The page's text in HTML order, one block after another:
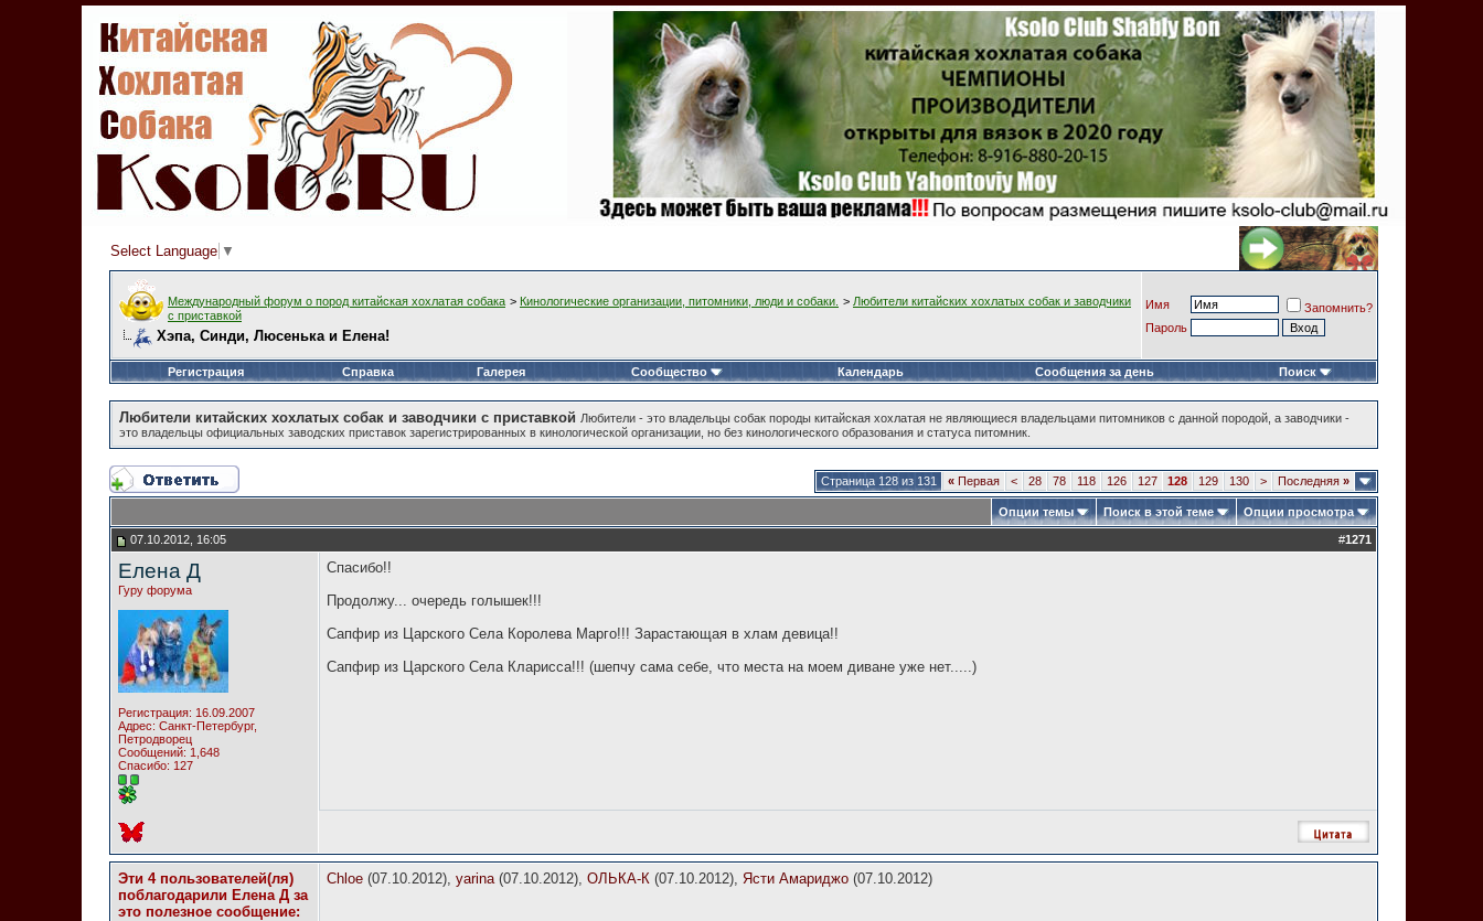
Select Language ▼
Международный форум о пород китайская хохлатая собака > Кинологические организации, питомники, люди и собаки. > Любители китайских хохлатых собак и заводчики
с приставкой
Хэпа, Синди, Люсенька и Елена!
Имя
Запомнить?
Пароль
Регистрация Справка Галерея Сообщество Календарь Сообщения за день Поиск
Любители китайских хохлатых собак и заводчики с приставкой Любители - это владельцы собак породы китайская хохлатая не являющиеся владельцами питомников с данной породой, а заводчики -
это владельцы официальных заводских приставок зарегистрированных в кинологической организации, но без кинологического образования и статуса питомник.
Страница 128 из 131 « Первая < 28 78 118 126 127 128 129 130 > Последняя »
Опции темы Поиск в этой теме Опции просмотра
07.10.2012, 16:05 #1271
Елена Д
Гуру форума
Регистрация: 16.09.2007
Адрес: Санкт-Петербург,
Петродворец
Сообщений: 1,648
Спасибо: 127
Спасибо!!
Продолжу... очередь голышек!!!
Сапфир из Царского Села Королева Марго!!! Зарастающая в хлам девица!!
Сапфир из Царского Села Кларисса!!! (шепчу сама себе, что места на моем диване уже нет.....)
Эти 4 пользователей(ля)
поблагодарили Елена Д за
это полезное сообщение:
Chloe (07.10.2012), yarina(07.10.2012), ОЛЬКА-К (07.10.2012), Ясти Амариджо (07.10.2012)